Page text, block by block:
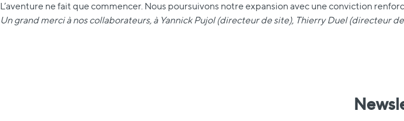
L’aventure ne fait que commencer. Nous poursuivons notre expansion avec une conviction
Un grand merci à nos collaborateurs, à Yannick Pujol (directeur de site), Thierry Duel (directeur